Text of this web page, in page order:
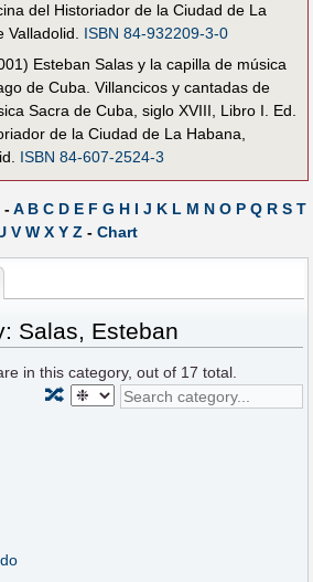
del Historiador de la Ciudad de La
Valladolid. ISBN 84-932209-3-0
Esteban Salas y la capilla de música
de Cuba. Villancicos y cantadas de
Sacra de Cuba, siglo XVIII, Libro I. Ed.
de la Ciudad de La Habana,
ISBN 84-607-2524-3
-A B C D E F G H I J K L M N O P Q R S T
V W X Y Z - Chart
Salas, Esteban
in this category, out of 17 total.
🔀